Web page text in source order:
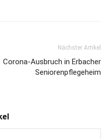
Nächster Artikel
Corona-Ausbruch in Erbacher
Seniorenpflegeheim